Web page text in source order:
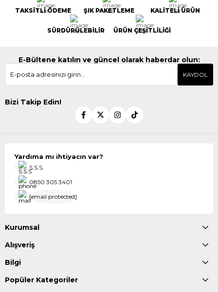
TAKSİTLİ ÖDEME ŞIK PAKETLEME KALİTELİ ÜRÜN
SÜRDÜRÜLEBİLİR ÜRÜN ÇEŞİTLİLİĞİ
E-Bültene katılın ve güncel olarak haberdar olun:
KAYDOL
Bizi Takip Edin!
Yardıma mı ihtiyacın var?
S.S.S.
0850 305 3401
[email protected]
Kurumsal
Alışveriş
Bilgi
Popüler Kategoriler